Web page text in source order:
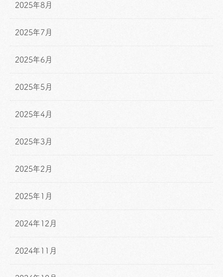
2025年8月
2025年7月
2025年6月
2025年5月
2025年4月
2025年3月
2025年2月
2025年1月
2024年12月
2024年11月